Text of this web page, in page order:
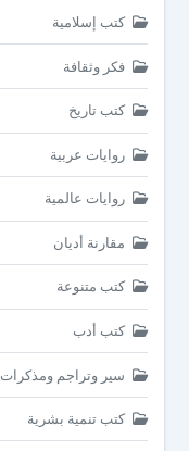
كتب إسلامية
فكر وثقافة
كتب تاريخ
روايات عربية
روايات عالمية
مقارنة أديان
كتب متنوعة
كتب أدب
سير وتراجم ومذكرات
كتب تنمية بشرية